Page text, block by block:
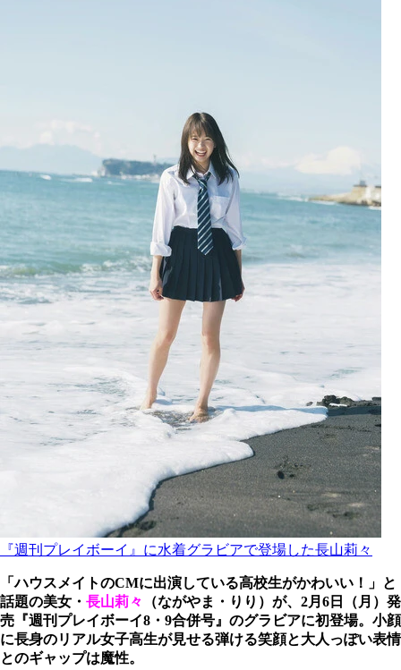
『週刊プレイボーイ』に水着グラビアで登場した長山莉々
「ハウスメイトのCMに出演している高校生がかわいい！」と
話題の美女・ 長山莉々
（ながやま・りり）が、2月6日（月）発
売『週刊プレイボーイ8・9合併号』のグラビアに初登場。小顔
に長身のリアル女子高生が見せる弾ける笑顔と大人っぽい表情
とのギャップは魔性。